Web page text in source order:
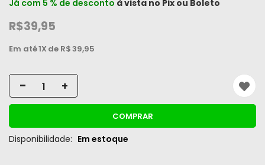
e
Peças
Já com 5 % de desconto à vista no Pix ou Boleto
R$39,95
Em até1X de R$39,95
- +
COMPRAR
Disponibilidade: Em estoque